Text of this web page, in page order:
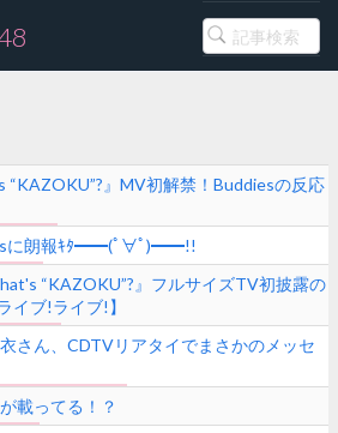
“KAZOKU”?』MV初解禁！Buddiesの反応
に朗報ｷﾀ━━(ﾟ∀ﾟ)━━!!
“KAZOKU”?』フルサイズTV初披露の
イブ!ライブ!】
さん、CDTVリアタイでまさかのメッセ
載ってる！？